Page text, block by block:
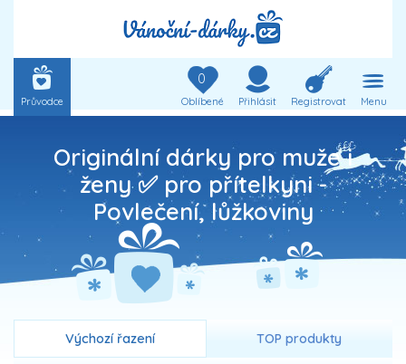
Průvodce
0
Oblíbené Přihlásit Registrovat Menu
Originální dárky pro muže i
ženy ✅ pro přítelkyni -
Povlečení, lůžkoviny
Výchozí řazení TOP produkty